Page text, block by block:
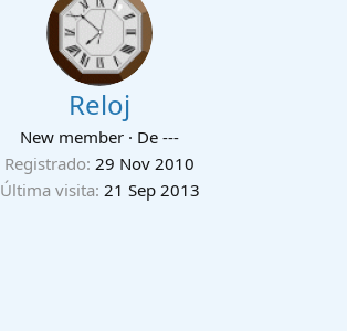
Reloj
New member · De ---
Registrado 29 Nov 2010
Última visita 21 Sep 2013